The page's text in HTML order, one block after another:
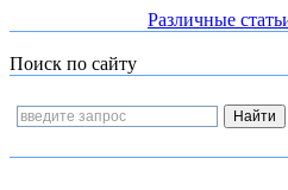
Различные
Поиск по сайту